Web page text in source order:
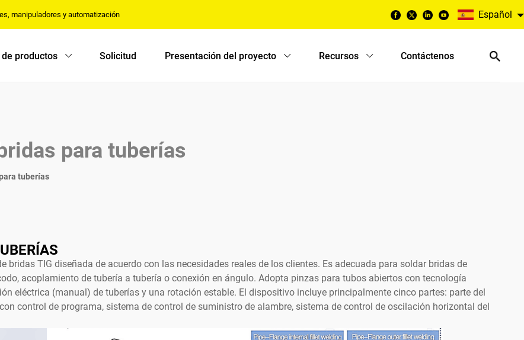
manipuladores y automatización Español
de productos Solicitud Presentación del proyecto Recursos Contáctenos
para tuberías
tuberías
TIG diseñada de acuerdo con las necesidades reales de los clientes. Es adecuada para soldar bridas de
acoplamiento de tubería a tubería o conexión en ángulo. Adopta pinzas para tubos abiertos con tecnología
eléctrica (manual) de tuberías y una rotación estable. El dispositivo incluye principalmente cinco partes: parte del
control de programa, sistema de control de suministro de alambre, sistema de control de oscilación horizontal del